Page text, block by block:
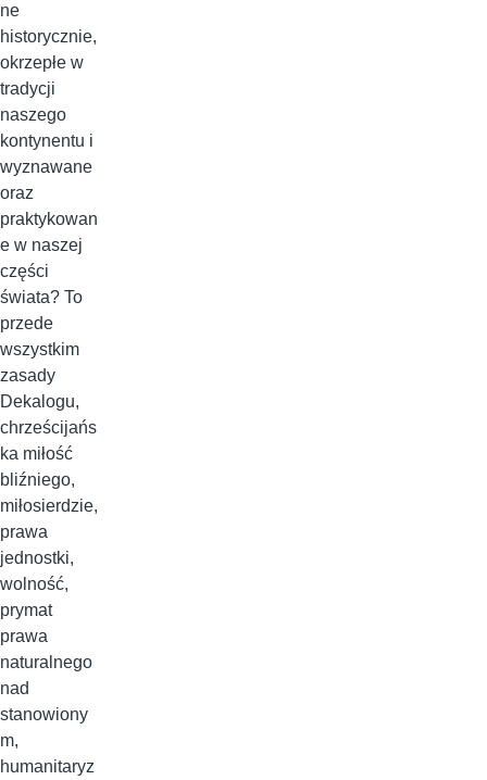
ne
historycznie,
okrzepłe w
tradycji
naszego
kontynentu i
wyznawane
oraz
praktykowan
e w naszej
części
świata? To
przede
wszystkim
zasady
Dekalogu,
chrześcijańs
ka miłość
bliźniego,
miłosierdzie,
prawa
jednostki,
wolność,
prymat
prawa
naturalnego
nad
stanowiony
m,
humanitaryz